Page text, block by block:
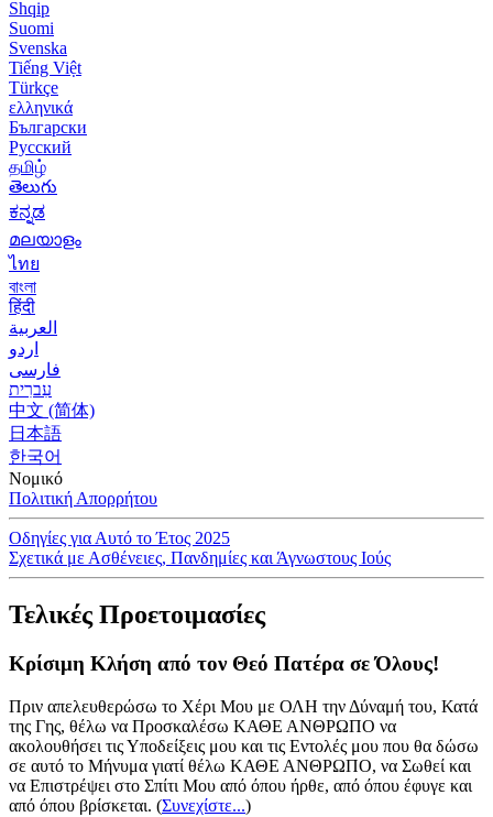
Shqip
Suomi
Svenska
Tiếng Việt
Türkçe
ελληνικά
Български
Русский
தமிழ்
తెలుగు
ಕನ್ನಡ
മലയാളം
ไทย
বাংলা
हिंदी
العربية
اردو
فارسی
עִברִית
中文 (简体)
日本語
한국어
Νομικό
Πολιτική Απορρήτου
Οδηγίες για Αυτό το Έτος 2025
Σχετικά με Ασθένειες, Πανδημίες και Άγνωστους Ιούς
Τελικές Προετοιμασίες
Κρίσιμη Κλήση από τον Θεό Πατέρα σε Όλους!
Πριν απελευθερώσω το Χέρι Μου με ΟΛΗ την Δύναμή του, Κατά
της Γης, θέλω να Προσκαλέσω ΚΑΘΕ ΑΝΘΡΩΠΟ να
ακολουθήσει τις Υποδείξεις μου και τις Εντολές μου που θα δώσω
σε αυτό το Μήνυμα γιατί θέλω ΚΑΘΕ ΑΝΘΡΩΠΟ, να Σωθεί και
να Επιστρέψει στο Σπίτι Μου από όπου ήρθε, από όπου έφυγε και
από όπου βρίσκεται. (Συνεχίστε...)